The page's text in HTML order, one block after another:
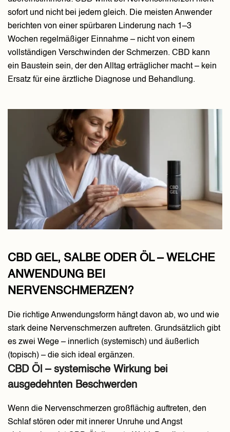
sofort und nicht bei jedem gleich. Die meisten Anwender
berichten von einer spürbaren Linderung nach 1–3
Wochen regelmäßiger Einnahme – nicht von einem
vollständigen Verschwinden der Schmerzen. CBD kann
ein Baustein sein, der den Alltag erträglicher macht – kein
Ersatz für eine ärztliche Diagnose und Behandlung.
CBD GEL, SALBE ODER ÖL – WELCHE
ANWENDUNG BEI
NERVENSCHMERZEN?
Die richtige Anwendungsform hängt davon ab, wo und wie
stark deine Nervenschmerzen auftreten. Grundsätzlich gibt
es zwei Wege – innerlich (systemisch) und äußerlich
(topisch) – die sich ideal ergänzen.
CBD Öl – systemische Wirkung bei
ausgedehnten Beschwerden
Wenn die Nervenschmerzen großflächig auftreten, den
Schlaf stören oder mit innerer Unruhe und Angst